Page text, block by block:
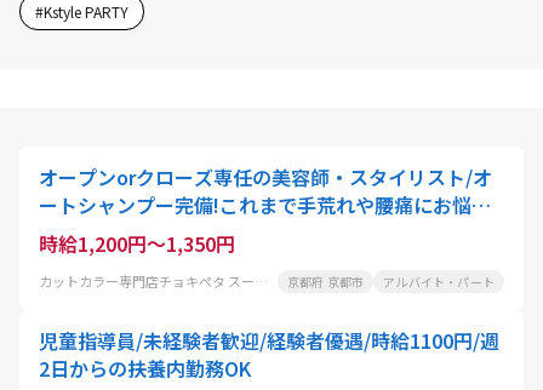
#Kstyle PARTY
オープンorクローズ専任の美容師・スタイリスト/オ
ートシャンプー完備!これまで手荒れや腰痛にお悩み
の美容師さんにも大好評
時給1,200円～1,350円
カットカラー専門店チョキぺタ スーパーマツモト洛南店 京都府 京都市 アルバイト・パート
児童指導員/未経験者歓迎/経験者優遇/時給1100円/週
2日からの扶養内勤務OK